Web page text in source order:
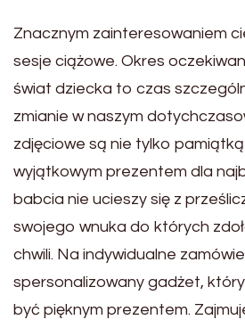
Znacznym zainteresowaniem
sesje ciążowe. Okres
świat dziecka to czas
zmianie w naszym
zdjęciowe są nie tylko
wyjątkowym prezentem dla
babcia nie ucieszy się z
swojego wnuka do których
chwili. Na indywidualne
spersonalizowany gadżet,
być pięknym prezentem.